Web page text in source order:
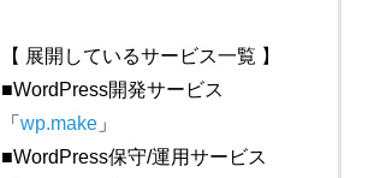
【 展開しているサービス一覧 】
■WordPress開発サービス
「wp.make 」
■WordPress保守/運用サービス